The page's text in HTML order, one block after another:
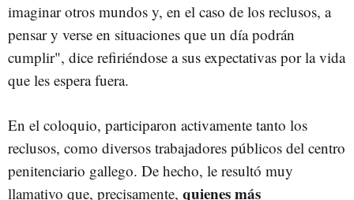
imaginar otros mundos y, en el caso de los reclusos, a
pensar y verse en situaciones que un día podrán
cumplir", dice refiriéndose a sus expectativas por la vida
que les espera fuera.
En el coloquio, participaron activamente tanto los
reclusos, como diversos trabajadores públicos del centro
penitenciario gallego. De hecho, le resultó muy
llamativo que, precisamente, quienes más